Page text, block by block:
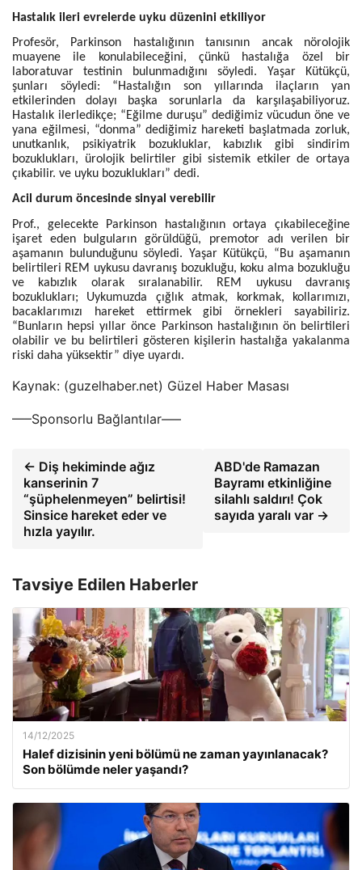
Hastalık ileri evrelerde uyku düzenini etkiliyor
Profesör, Parkinson hastalığının tanısının ancak nörolojik
muayene ile konulabileceğini, çünkü hastalığa özel bir
laboratuvar testinin bulunmadığını söyledi. Yaşar Kütükçü,
şunları söyledi: “Hastalığın son yıllarında ilaçların yan
etkilerinden dolayı başka sorunlarla da karşılaşabiliyoruz.
Hastalık ilerledikçe; “Eğilme duruşu” dediğimiz vücudun öne ve
yana eğilmesi, “donma” dediğimiz hareketi başlatmada zorluk,
unutkanlık, psikiyatrik bozukluklar, kabızlık gibi sindirim
bozuklukları, ürolojik belirtiler gibi sistemik etkiler de ortaya
çıkabilir. ve uyku bozuklukları” dedi.
Acil durum öncesinde sinyal verebilir
Prof., gelecekte Parkinson hastalığının ortaya çıkabileceğine
işaret eden bulguların görüldüğü, premotor adı verilen bir
aşamanın bulunduğunu söyledi. Yaşar Kütükçü, “Bu aşamanın
belirtileri REM uykusu davranış bozukluğu, koku alma bozukluğu
ve kabızlık olarak sıralanabilir. REM uykusu davranış
bozuklukları; Uykumuzda çığlık atmak, korkmak, kollarımızı,
bacaklarımızı hareket ettirmek gibi örnekleri sayabiliriz.
“Bunların hepsi yıllar önce Parkinson hastalığının ön belirtileri
olabilir ve bu belirtileri gösteren kişilerin hastalığa yakalanma
riski daha yüksektir” diye uyardı.
Kaynak: (guzelhaber.net) Güzel Haber Masası
—–Sponsorlu Bağlantılar—–
← Diş hekiminde ağız
kanserinin 7
“şüphelenmeyen” belirtisi!
Sinsice hareket eder ve
hızla yayılır.
ABD'de Ramazan
Bayramı etkinliğine
silahlı saldırı! Çok
sayıda yaralı var →
Tavsiye Edilen Haberler
14/12/2025
Halef dizisinin yeni bölümü ne zaman yayınlanacak?
Son bölümde neler yaşandı?